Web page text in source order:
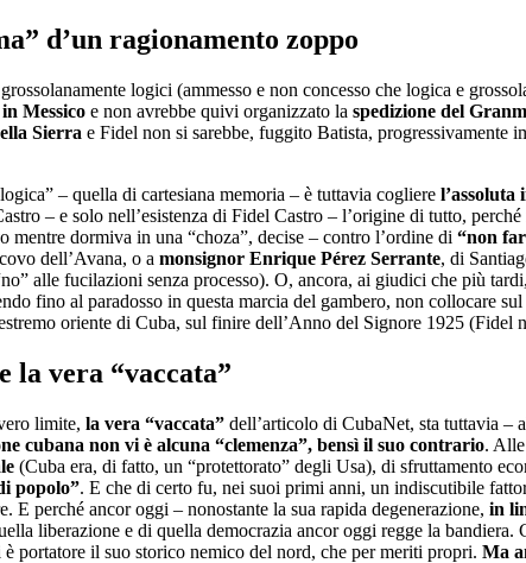
d’un ragionamento zoppo
logici (ammesso e non concesso che logica e
Messico e non avrebbe quivi organizzato la spedizione del
Sierra e Fidel non si sarebbe, fuggito Batista, progressivamente
– quella di cartesiana memoria – è tuttavia cogliere l’assoluta
– e solo nell’esistenza di Fidel Castro – l’origine di tutto,
mentre dormiva in una “choza”, decise – contro l’ordine di “non
dell’Avana, o a monsignor Enrique Pérez Serrante, di
alle fucilazioni senza processo). O, ancora, ai giudici che più
fino al paradosso in questa marcia del gambero, non collocare
oriente di Cuba, sul finire dell’Anno del Signore 1925 (Fidel
la vera “vaccata”
limite, la vera “vaccata” dell’articolo di CubaNet, sta tuttavia –
cubana non vi è alcuna “clemenza”, bensì il suo contrario. Alle
(Cuba era, di fatto, un “protettorato” degli Usa), di sfruttamento
popolo”. E che di certo fu, nei suoi primi anni, un indiscutibile
E perché ancor oggi – nonostante la sua rapida degenerazione, in
liberazione e di quella democrazia ancor oggi regge la
portatore il suo storico nemico del nord, che per meriti propri. Ma